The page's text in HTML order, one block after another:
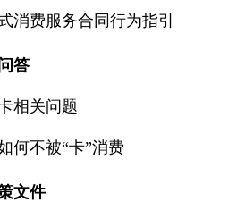
消费服务合同行为指引
答
相关问题
何不被“卡”消费
文件